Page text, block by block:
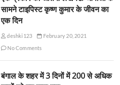
सामने टाइपिस्ट कृष्ण कुमार के जीवन का
एक दिन
deshki123
February 20, 2021
No Comments
बंगाल के शहर में 3 दिनों में 200 से अधिक